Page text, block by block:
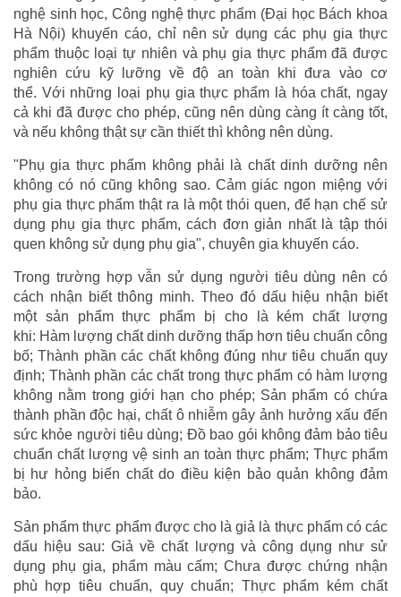
nghệ sinh học, Công nghệ thực phẩm (Đại học Bách khoa
Hà Nội) khuyến cáo, chỉ nên sử dụng các phụ gia thực
phẩm thuộc loại tự nhiên và phụ gia thực phẩm đã được
nghiên cứu kỹ lưỡng về độ an toàn khi đưa vào cơ
thể. Với những loại phụ gia thực phẩm là hóa chất, ngay
cả khi đã được cho phép, cũng nên dùng càng ít càng tốt,
và nếu không thật sự cần thiết thì không nên dùng.
"Phụ gia thực phẩm không phải là chất dinh dưỡng nên
không có nó cũng không sao. Cảm giác ngon miệng với
phụ gia thực phẩm thật ra là một thói quen, để hạn chế sử
dụng phụ gia thực phẩm, cách đơn giản nhất là tập thói
quen không sử dụng phụ gia", chuyên gia khuyến cáo.
Trong trường hợp vẫn sử dụng người tiêu dùng nên có
cách nhận biết thông minh. Theo đó dấu hiệu nhận biết
một sản phẩm thực phẩm bị cho là kém chất lượng
khi: Hàm lượng chất dinh dưỡng thấp hơn tiêu chuẩn công
bố; Thành phần các chất không đúng như tiêu chuẩn quy
định; Thành phần các chất trong thực phẩm có hàm lượng
không nằm trong giới hạn cho phép; Sản phẩm có chứa
thành phần độc hại, chất ô nhiễm gây ảnh hưởng xấu đến
sức khỏe người tiêu dùng; Đồ bao gói không đảm bảo tiêu
chuẩn chất lượng vệ sinh an toàn thực phẩm; Thực phẩm
bị hư hỏng biến chất do điều kiện bảo quản không đảm
bảo.
Sản phẩm thực phẩm được cho là giả là thực phẩm có các
dấu hiệu sau: Giả về chất lượng và công dụng như sử
dụng phụ gia, phẩm màu cấm; Chưa được chứng nhận
phù hợp tiêu chuẩn, quy chuẩn; Thực phẩm kém chất